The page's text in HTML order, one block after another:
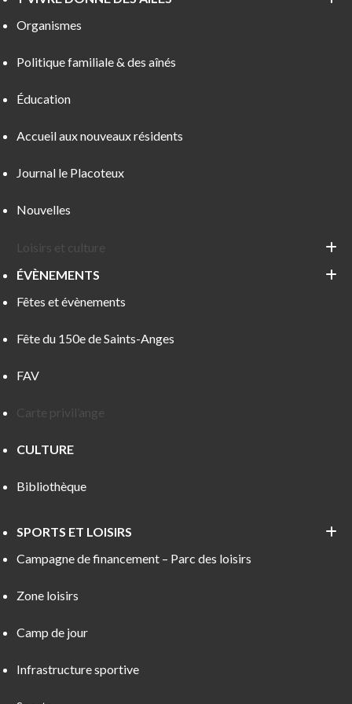
Organismes
Politique familiale & des aînés
Éducation
Accueil aux nouveaux résidents
Journal le Placoteux
Nouvelles
Loisirs et culture
ÉVÈNEMENTS
Fêtes et évènements
Fête du 150e de Saints-Anges
FAV
Carte privil’ange
CULTURE
Bibliothèque
SPORTS ET LOISIRS
Campagne de financement – Parc des loisirs
Zone loisirs
Camp de jour
Infrastructure sportive